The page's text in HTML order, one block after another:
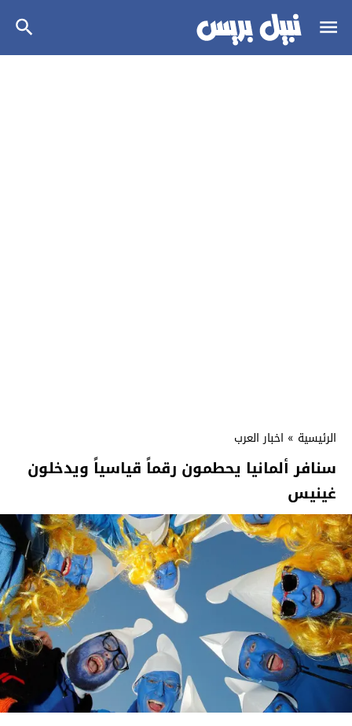
الرئيسية » اخبار العرب
سنافر ألمانيا يحطمون رقماً قياسياً ويدخلون
غينيس